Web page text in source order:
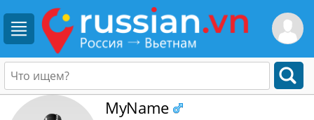
MyName